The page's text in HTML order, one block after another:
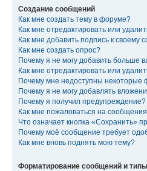
Создание сообщений
Как мне создать тему в форуме?
Как мне отредактировать или
Как мне добавить подпись к своему
Как мне создать опрос?
Почему я не могу добавить больше
Как мне отредактировать или
Почему мне недоступны некоторые
Почему я не могу добавлять
Почему я получил предупреждение?
Как мне пожаловаться на
Что означает кнопка «Сохранить»
Почему моё сообщение требует
Как мне вновь поднять мою тему?
Форматирование сообщений и